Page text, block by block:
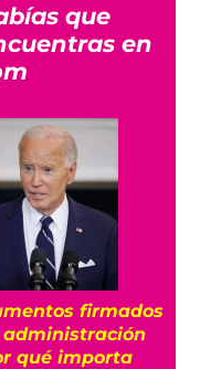
que
en
firmados
administración
qué importa